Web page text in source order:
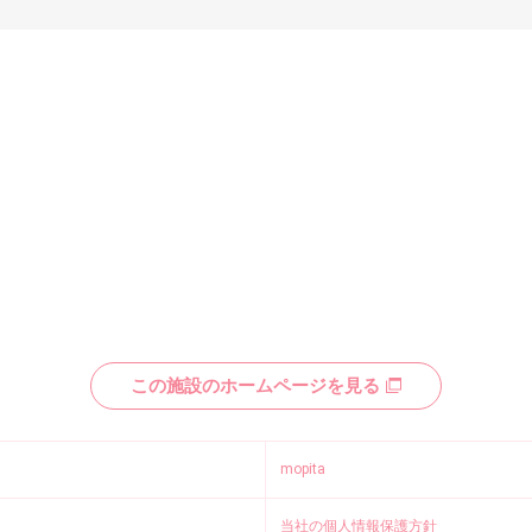
この施設のホームページを見る
mopita
当社の個人情報保護方針